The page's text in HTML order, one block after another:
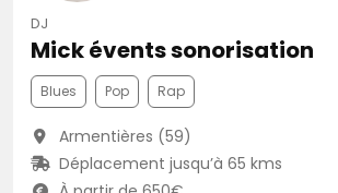
DJ
Mick évents sonorisation
Blues Pop Rap
Armentières (59)
Déplacement jusqu’à 65 kms